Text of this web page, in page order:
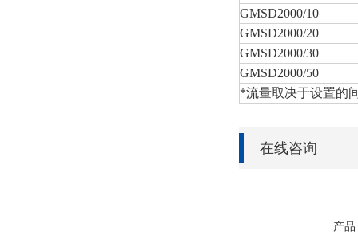
GMSD2000/10
GMSD2000/20
GMSD2000/30
GMSD2000/50
*流量取决于设置的
在线咨询
产品